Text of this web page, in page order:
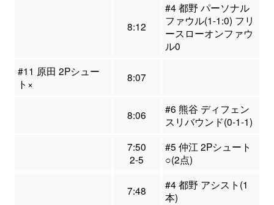
8:12
#4 都野 パーソナル
ファウル(1-1:0) フリ
ースローオンファウ
ル0
#11 原田 2Pシュー
ト×
8:07
8:06
#6 熊谷 ディフェン
スリバウンド(0-1-1)
7:50
2-5
#5 仲江 2Pシュート
○(2点)
7:48
#4 都野 アシスト(1
本)